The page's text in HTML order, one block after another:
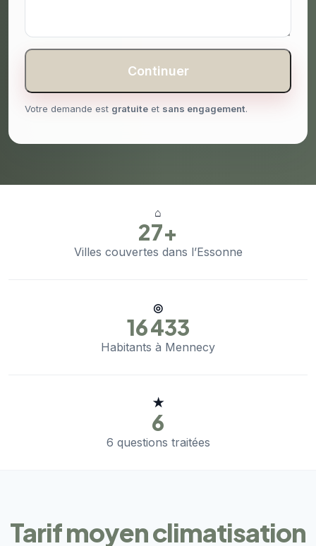
Continuer
Votre demande est gratuite et sans engagement.
⌂
27+
Villes couvertes dans l’Essonne
◎
16 433
Habitants à Mennecy
★
6
6 questions traitées
Tarif moyen climatisation